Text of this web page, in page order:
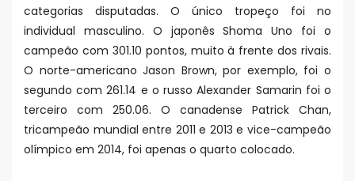
categorias disputadas. O único tropeço foi no
individual masculino. O japonês Shoma Uno foi o
campeão com 301.10 pontos, muito à frente dos rivais.
O norte-americano Jason Brown, por exemplo, foi o
segundo com 261.14 e o russo Alexander Samarin foi o
terceiro com 250.06. O canadense Patrick Chan,
tricampeão mundial entre 2011 e 2013 e vice-campeão
olímpico em 2014, foi apenas o quarto colocado.